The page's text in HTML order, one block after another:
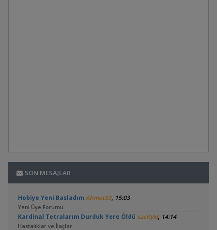
SON MESAJLAR
Hobiye Yeni Basladım Ahmet53, 15:03
Yeni Üye Forumu
Kardinal Tetralarım Durduk Yere Öldü sacityld, 14:14
Hastalıklar ve İlaçlar